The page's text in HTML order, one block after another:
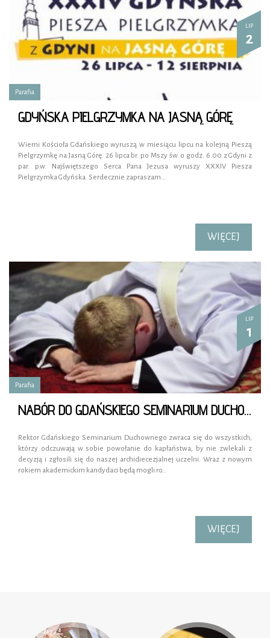
LIP
2
Parafia
GDYŃSKA PIELGRZYMKA NA JASNĄ GÓRĘ
Wierni Kościoła Gdańskiego wyruszą w miesiącu lipcu na kolejną Pieszą
Pielgrzymkę na Jasną Górę. 26 lipca br. po Mszy św. o godz. 6.00 z Gdyni z
par. p.w. Najświętszego Serca Pana Jezusa wyruszy XXXIV Piesza
Pielgrzymka Gdyńska. Serdecznie zapraszam…
WIĘCEJ
LIP
1
Parafia
NABÓR DO GDAŃSKIEGO SEMINARIUM DUCHOWNEGO
Rektor Gdańskiego Seminarium Duchownego zwraca się do wszystkich,
którzy odczuwają w sobie powołanie do kapłaństwa, by nie zwlekali z
decyzją i zgłosili się do naszej archidiecezjalnej uczelni. Wraz z nowym
rokiem akademickim kandydaci będą mogli ro…
WIĘCEJ